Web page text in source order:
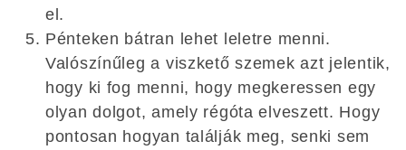
el.
Pénteken bátran lehet leletre menni.
Valószínűleg a viszkető szemek azt jelentik,
hogy ki fog menni, hogy megkeressen egy
olyan dolgot, amely régóta elveszett. Hogy
pontosan hogyan találják meg, senki sem